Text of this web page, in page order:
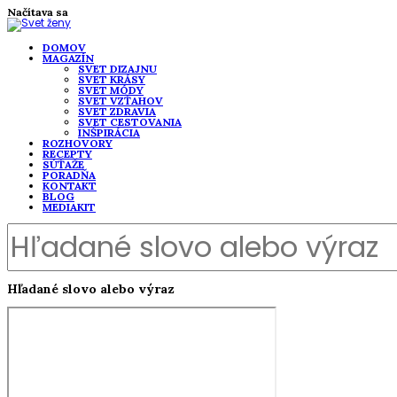
Načítava sa
DOMOV
MAGAZÍN
SVET DIZAJNU
SVET KRÁSY
SVET MÓDY
SVET VZŤAHOV
SVET ZDRAVIA
SVET CESTOVANIA
INŠPIRÁCIA
ROZHOVORY
RECEPTY
SÚŤAŽE
PORADŇA
KONTAKT
BLOG
MEDIAKIT
Hľadané slovo alebo výraz